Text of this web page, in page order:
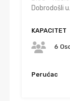
Dobrodošli
KAPACITET
6
Perućac